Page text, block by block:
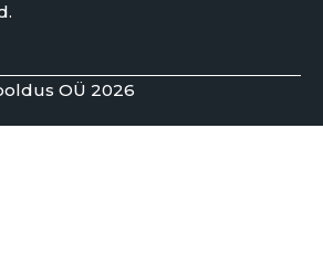
OÜ 2026